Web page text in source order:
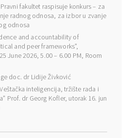
fakultet raspisuje konkurs – za
radnog odnosa, za izbor u zvanje
odnosa
and accountability of
and peer frameworks”,
June 2026, 5.00 – 6.00 PM, Room
doc. dr Lidije Živković
inteligencija, tržište rada i
Prof. dr Georg Kofler, utorak 16. jun